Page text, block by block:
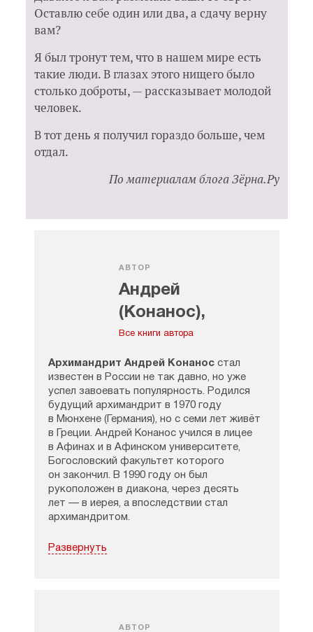
Оставлю себе один или два, а сдачу верну
вам?
Я был тронут тем, что в нашем мире есть
такие люди. В глазах этого нищего было
столько доброты, — рассказывает молодой
человек.
В тот день я получил гораздо больше, чем
отдал.
По материалам блогаЗёрна.Ру
АВТОР
Андрей
(Конанос),
архимандрит
Все книги автора
Архимандрит Андрей Конаносстал
известен в России не так давно, но уже
успел завоевать популярность. Родился
будущий архимандрит в 1970 году
в Мюнхене (Германия), но с семи лет живёт
в Греции. Андрей Конанос учился в лицее
в Афинах и в Афинском университете,
Богословский факультет которого
он закончил. В 1990 году он был
рукоположен в диакона, через десять
лет — в иерея, а впоследствии стал
архимандритом.
Архимандрит Андрей Конанос читает
лекции, отвечает на вопросы, ведёт
публикуются на многих сайтах, регулярно
Развернуть
АВТОР